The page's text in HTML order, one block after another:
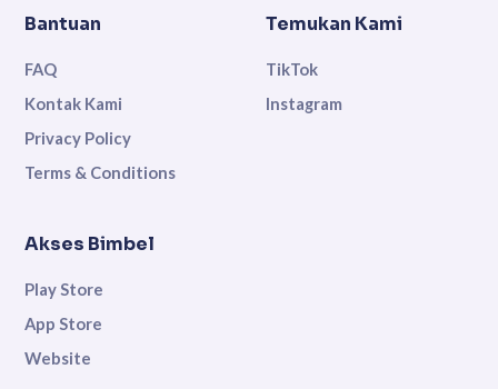
Bantuan
FAQ
Kontak Kami
Privacy Policy
Terms & Conditions
Temukan Kami
TikTok
Instagram
Akses Bimbel
Play Store
App Store
Website